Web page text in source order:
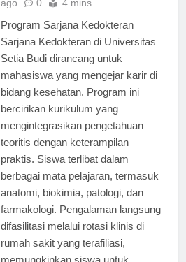
Program Sarjana Kedokteran
Sarjana Kedokteran di Universitas
Setia Budi dirancang untuk
mahasiswa yang mengejar karir di
bidang kesehatan. Program ini
bercirikan kurikulum yang
mengintegrasikan pengetahuan
teoritis dengan keterampilan
praktis. Siswa terlibat dalam
berbagai mata pelajaran, termasuk
anatomi, biokimia, patologi, dan
farmakologi. Pengalaman langsung
difasilitasi melalui rotasi klinis di
rumah sakit yang terafiliasi,